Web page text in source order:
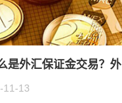
是外汇保证金交易？外
11-13